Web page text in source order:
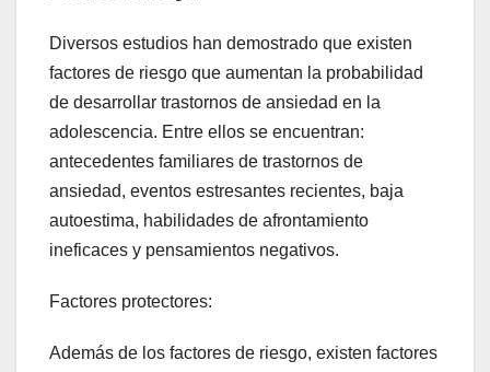
Diversos estudios han demostrado que existen
factores de riesgo que aumentan la probabilidad
de desarrollar trastornos de ansiedad en la
adolescencia. Entre ellos se encuentran:
antecedentes familiares de trastornos de
ansiedad, eventos estresantes recientes, baja
autoestima, habilidades de afrontamiento
ineficaces y pensamientos negativos.
Factores protectores:
Además de los factores de riesgo, existen factores